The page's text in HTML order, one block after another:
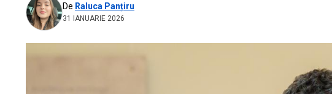
De Raluca Panțiru
31 IANUARIE 2026